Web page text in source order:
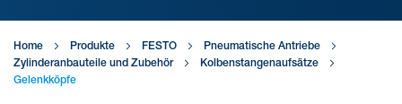
zum
Inhalt
Home Produkte FESTO
Pneumatische Antriebe
Zylinderanbauteile und Zubehör
Kolbenstangenaufsätze
Gelenkköpfe